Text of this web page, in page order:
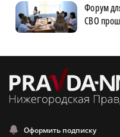
Форум
СВО
Оформить подписку